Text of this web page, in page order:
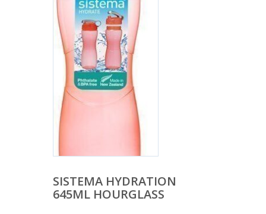
SISTEMA HYDRATION
645ML HOURGLASS